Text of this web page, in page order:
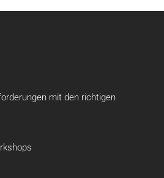
mit den richtigen